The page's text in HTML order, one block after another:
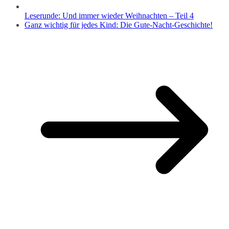
Leserunde: Und immer wieder Weihnachten – Teil 4
Ganz wichtig für jedes Kind: Die Gute-Nacht-Geschichte!